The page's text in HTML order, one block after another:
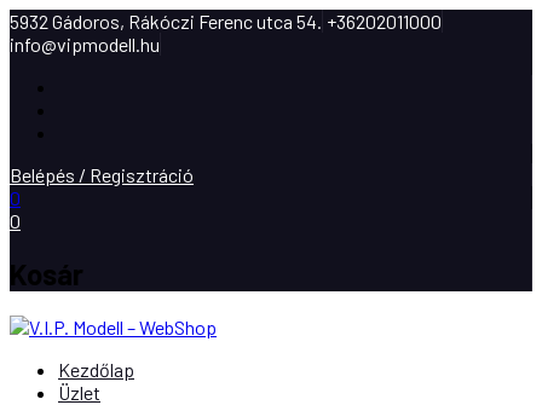
5932 Gádoros, Rákóczi Ferenc utca 54. +36202011000
info@vipmodell.hu
Belépés / Regisztráció
0
0
Kosár
Kezdőlap
Üzlet